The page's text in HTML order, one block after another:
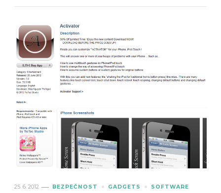
25. 6. 2012 BEZPEČNOST GADGETS SOFTWARE